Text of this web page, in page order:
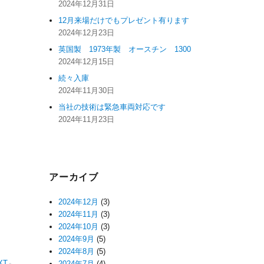
2024年12月31日
12月来場だけでもプレゼント有ります
2024年12月23日
英国製 1973年製 オースチン 1300
2024年12月15日
続々入庫
2024年11月30日
当社の技術は緊急車両対応です
2024年11月23日
アーカイブ
2024年12月 (3)
2024年11月 (3)
2024年10月 (3)
2024年9月 (5)
2024年8月 (5)